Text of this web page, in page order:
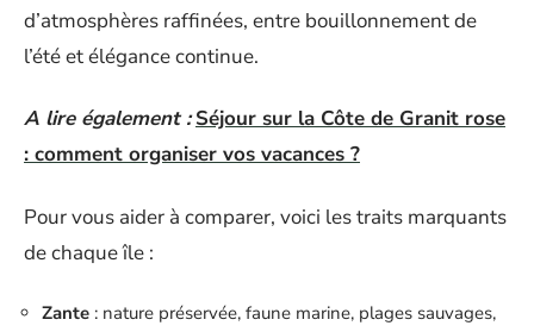
d’atmosphères raffinées, entre bouillonnement de
l’été et élégance continue.
A lire également : Séjour sur la Côte de Granit rose
: comment organiser vos vacances ?
Pour vous aider à comparer, voici les traits marquants
de chaque île :
Zante : nature préservée, faune marine, plages sauvages,